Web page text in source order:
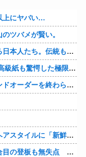
上にヤバい…
ツバメが賢い。
「アニソンで全力で盆踊りして盛り上がる日本人たち。伝統もオタクもこの熱量、素晴らしい」→女さんブチギレ「これを見て『日本の品格が落ちた』と思いま…
海外「日本人はなんて気高いんだ！」 英高級紙も驚愕した極限の中の日本人の姿に世界が衝撃
【あんこ】ディエゴ・ブランドーがグランドオーダーを終わらせるようです【FGO二部】 第１６６話
おでこ封印！中村アン、“前髪あり”の新ヘアスタイルに「新鮮でたまらん」の声【画像】
【阪神】育成出身の神宮僚介がプロ２試合目の登板も無失点 ボスラーを三振に ピンチで抑えた